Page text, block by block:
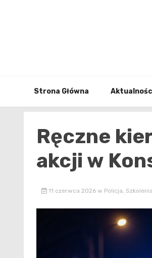
Strona Główna
Ręczne
akcji w
11 czerwca 2026 w Policja, Szkolenia